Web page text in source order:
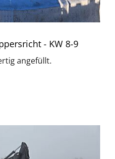
- KW 8-9
angefüllt.